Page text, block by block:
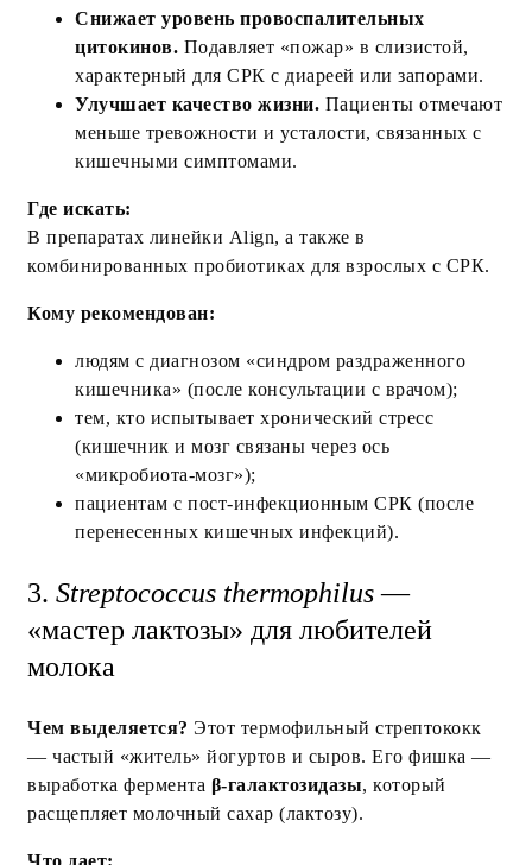
Снижает уровень провоспалительных
цитокинов. Подавляет «пожар» в слизистой,
характерный для СРК с диареей или запорами.
Улучшает качество жизни. Пациенты отмечают
меньше тревожности и усталости, связанных с
кишечными симптомами.
Где искать:
В препаратах линейки Align, а также в
комбинированных пробиотиках для взрослых с СРК.
Кому рекомендован:
людям с диагнозом «синдром раздраженного
кишечника» (после консультации с врачом);
тем, кто испытывает хронический стресс
(кишечник и мозг связаны через ось
«микробиота‑мозг»);
пациентам с пост‑инфекционным СРК (после
перенесенных кишечных инфекций).
3. Streptococcus thermophilus—
«мастер лактозы» для любителей
молока
Чем выделяется? Этот термофильный стрептококк
— частый «житель» йогуртов и сыров. Его фишка —
выработка фермента β‑галактозидазы, который
расщепляет молочный сахар (лактозу).
Что дает: